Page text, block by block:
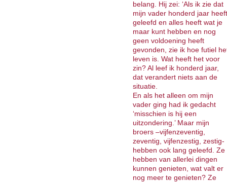
belang. Hij zei: ‘Als ik zie dat
mijn vader honderd jaar heeft
geleefd en alles heeft wat je
maar kunt hebben en nog
geen voldoening heeft
gevonden, zie ik hoe futiel
leven is. Wat heeft het voor
zin? Al leef ik honderd jaar,
dat verandert niets aan de
situatie.
En als het alleen om mijn
vader ging had ik gedacht
‘misschien is hij een
uitzondering.’ Maar mijn
broers –vijfenzeventig,
zeventig, vijfenzestig, zestig-
hebben ook lang geleefd. Ze
hebben van allerlei dingen
kunnen genieten, wat valt er
nog meer te genieten? Ze